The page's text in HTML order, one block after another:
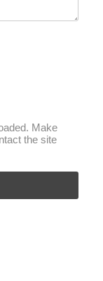
Make
the site